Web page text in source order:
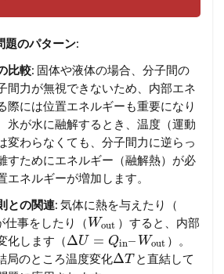
題のパターン:
比較: 固体や液体の場合、分子間の
間力が無視できないため、内部エネ
際には位置エネルギーも重要になり
氷が水に融解するとき、温度（運動
変わらなくても、分子間力に逆らっ
すためにエネルギー（融解熱）が必
エネルギーが増加します。
との関連: 気体に熱を与えたり（
仕事をしたり（ Wout ）すると、内部
化します（ΔU = Qin– Wout ）。
局のところ温度変化ΔT と直結して